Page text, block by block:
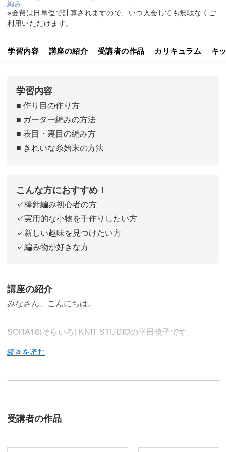
※会費は日単位で計算されますので、いつ入会しても無駄なくご
利用いただけます。
学習内容 講座の紹介 受講者の作品 カリキュラム キ
学習内容
■ 作り目の作り方
■ ガーター編みの方法
■ 表目・裏目の編み方
■ きれいな糸始末の方法
こんな方におすすめ！
✓棒針編み初心者の方
✓実用的な小物を手作りしたい方
✓新しい趣味を見つけたい方
✓編み物が好きな方
講座の紹介
みなさん、こんにちは。
SORA16(そらいろ) KNIT STUDIOの平田暁子です。
今回の講座では、棒針編みの基本が覚えられる「アクリル
小さなアイテム作りなので、ちょっとした隙間時間に制作
受講者の作品